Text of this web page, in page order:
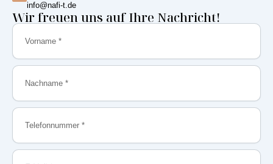
info@nafi-t.de
Wir freuen uns auf Ihre Nachricht!
Vorname
Nachname
Telefonnummer
E-